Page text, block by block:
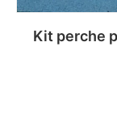
Kit perche